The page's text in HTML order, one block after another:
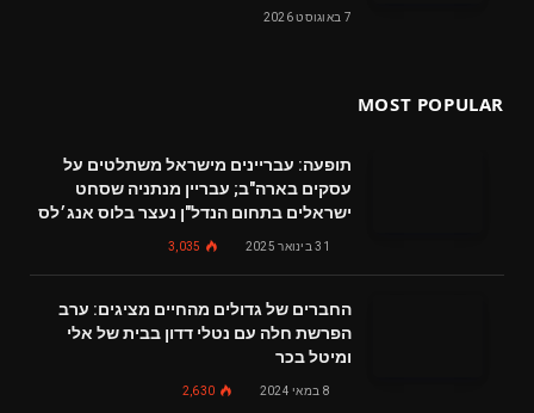
7 באוגוסט 2026
MOST POPULAR
תופעה: עבריינים מישראל משתלטים על
עסקים בארה"ב; עבריין מנתניה שסחט
ישראלים בתחום הנדל"ן נעצר בלוס אנג׳לס
31 בינואר 2025 3,035
החברים של גדולים מהחיים מציגים: ערב
הפרשת חלה עם נטלי דדון בבית של אלי
ומיטל בכר
8 במאי 2024 2,630